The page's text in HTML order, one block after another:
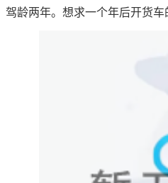
龄两年。想求一个年后开货车